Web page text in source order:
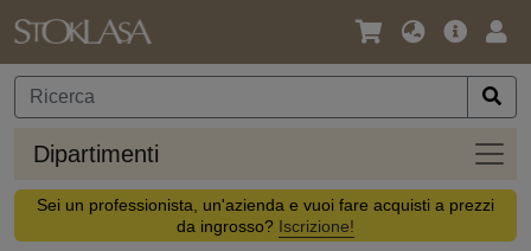
Lingua
Valuta
Offerta
Dipartimenti
Sei un professionista, un'azienda e vuoi fare acquisti a prezzi
da ingrosso? Iscrizione!